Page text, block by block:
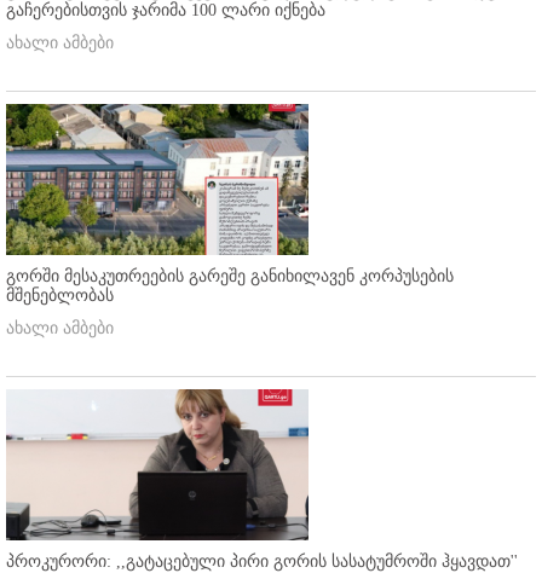
გაჩერებისთვის ჯარიმა 100 ლარი იქნება
ახალი ამბები
გორში მესაკუთრეების გარეშე განიხილავენ კორპუსების
მშენებლობას
ახალი ამბები
პროკურორი: ,,გატაცებული პირი გორის სასატუმროში ჰყავდათ''